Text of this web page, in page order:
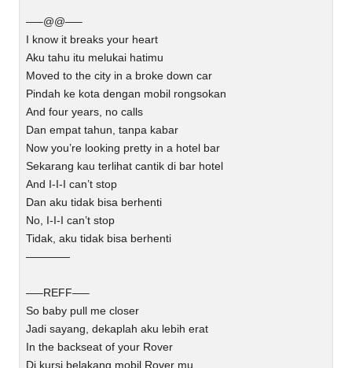
—–@@—–
I know it breaks your heart
Aku tahu itu melukai hatimu
Moved to the city in a broke down car
Pindah ke kota dengan mobil rongsokan
And four years, no calls
Dan empat tahun, tanpa kabar
Now you’re looking pretty in a hotel bar
Sekarang kau terlihat cantik di bar hotel
And I-I-I can’t stop
Dan aku tidak bisa berhenti
No, I-I-I can’t stop
Tidak, aku tidak bisa berhenti
————
—–REFF—–
So baby pull me closer
Jadi sayang, dekaplah aku lebih erat
In the backseat of your Rover
Di kursi belakang mobil Rover mu